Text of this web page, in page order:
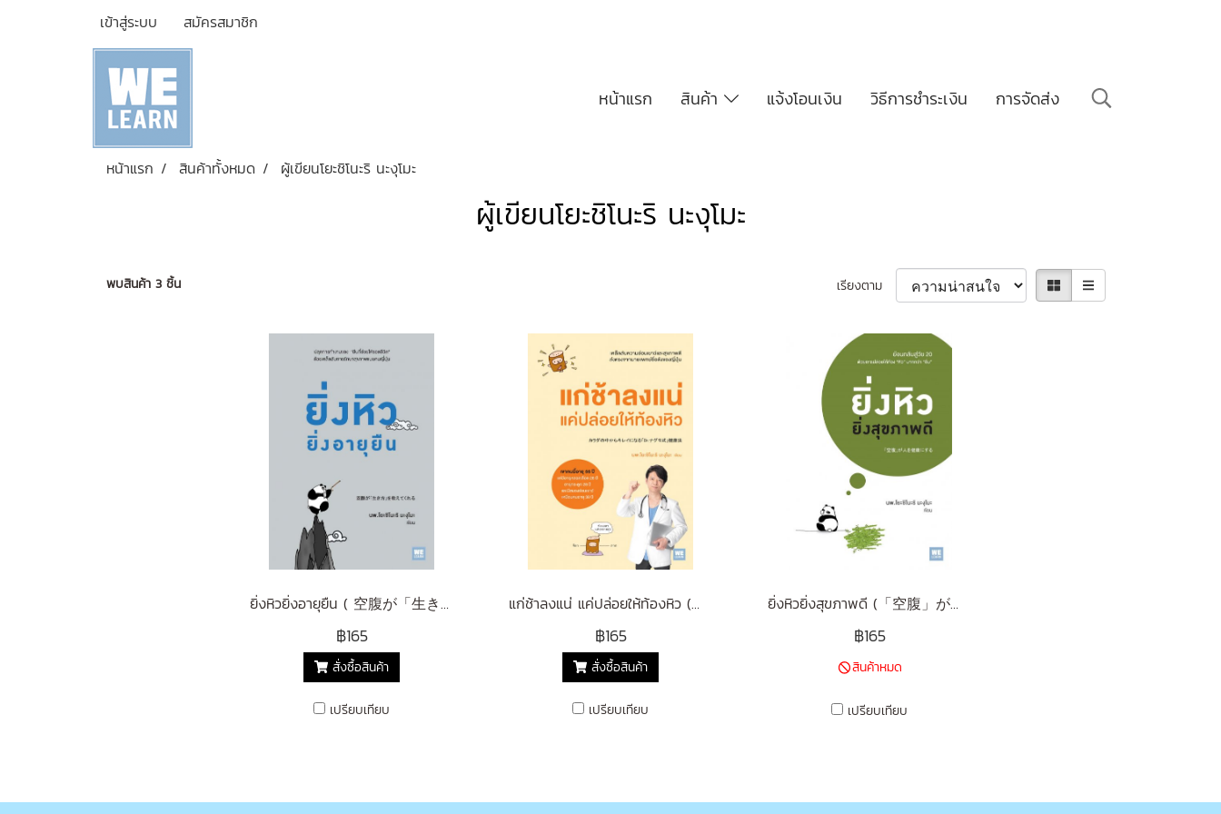
เข้าสู่ระบบ สมัครสมาชิก
หน้าแรก สินค้า แจ้งโอนเงิน วิธีการชำระเงิน การจัดส่ง
หน้าแรก สินค้าทั้งหมด ผู้เขียนโยะชิโนะริ นะงุโมะ
ผู้เขียนโยะชิโนะริ นะงุโมะ
พบสินค้า 3 ชิ้น เรียงตาม
ยิ่งหิวยิ่งอายุยืน ( 空腹が「生き方」 を教えてくれる)
฿165
สั่งซื้อสินค้า
เปรียบเทียบ
แก่ช้าลงแน่ แค่ปล่อยให้ท้องหิว (カラダの中からキレイになる 「Dr.ナグモ式」健康法)
฿165
สั่งซื้อสินค้า
เปรียบเทียบ
ยิ่งหิวยิ่งสุขภาพดี (「空腹」が人を健康にする)
฿165
สินค้าหมด
เปรียบเทียบ